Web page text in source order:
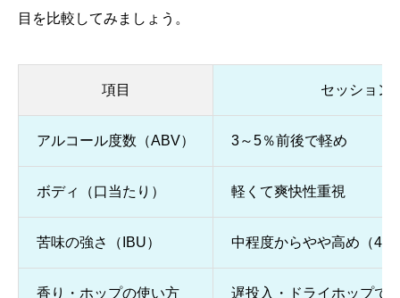
目を比較してみましょう。
項目 セッション
アルコール度数（ABV） 3～5％前後で軽め
ボディ（口当たり） 軽くて爽快性重視
苦味の強さ（IBU） 中程度からやや高め（40
香り・ホップの使い方 遅投入・ドライホップで